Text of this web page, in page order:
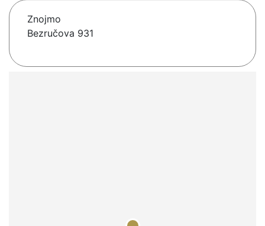
Znojmo
Bezručova 931